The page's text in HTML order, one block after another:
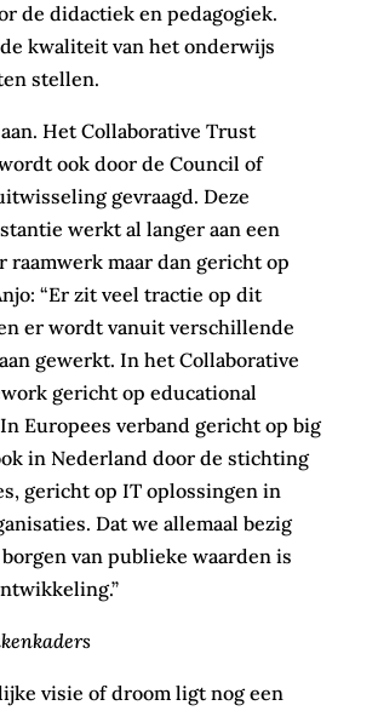
de didactiek en pedagogiek.
kwaliteit van het onderwijs
stellen.
Het Collaborative Trust
ook door de Council of
gevraagd. Deze
werkt al langer aan een
raamwerk maar dan gericht op
“Er zit veel tractie op dit
er wordt vanuit verschillende
gewerkt. In het Collaborative
gericht op educational
Europees verband gericht op big
in Nederland door de stichting
gericht op IT oplossingen in
Dat we allemaal bezig
van publieke waarden is
visie of droom ligt nog een